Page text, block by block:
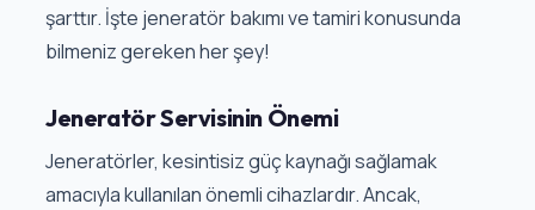
şarttır. İşte jeneratör bakımı ve tamiri konusunda
bilmeniz gereken her şey!
Jeneratör Servisinin Önemi
Jeneratörler, kesintisiz güç kaynağı sağlamak
amacıyla kullanılan önemli cihazlardır. Ancak,